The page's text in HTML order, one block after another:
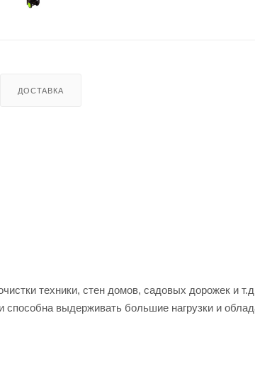
ДОСТАВКА
техники, стен домов, садовых дорожек и
выдерживать большие нагрузки и